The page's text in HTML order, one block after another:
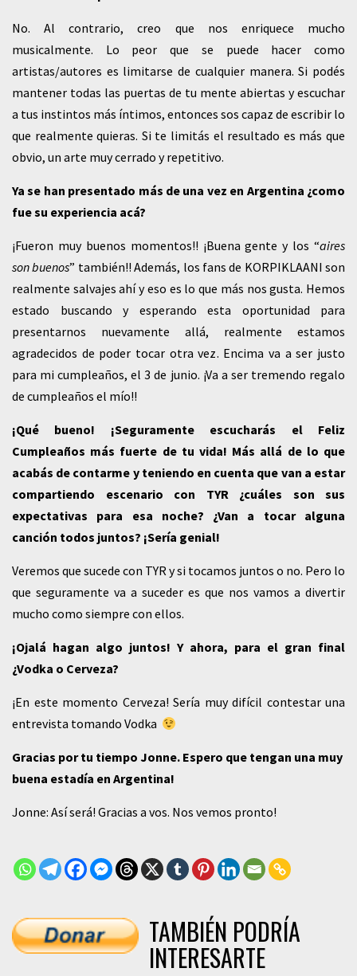
No. Al contrario, creo que nos enriquece mucho
musicalmente. Lo peor que se puede hacer como
artistas/autores es limitarse de cualquier manera. Si podés
mantener todas las puertas de tu mente abiertas y escuchar
a tus instintos más íntimos, entonces sos capaz de escribir lo
que realmente quieras. Si te limitás el resultado es más que
obvio, un arte muy cerrado y repetitivo.
Ya se han presentado más de una vez en Argentina ¿como
fue su experiencia acá?
¡Fueron muy buenos momentos!! ¡Buena gente y los “aires
son buenos” también!! Además, los fans de KORPIKLAANI son
realmente salvajes ahí y eso es lo que más nos gusta. Hemos
estado buscando y esperando esta oportunidad para
presentarnos nuevamente allá, realmente estamos
agradecidos de poder tocar otra vez. Encima va a ser justo
para mi cumpleaños, el 3 de junio. ¡Va a ser tremendo regalo
de cumpleaños el mío!!
¡Qué bueno! ¡Seguramente escucharás el Feliz
Cumpleaños más fuerte de tu vida! Más allá de lo que
acabás de contarme y teniendo en cuenta que van a estar
compartiendo escenario con TYR ¿cuáles son sus
expectativas para esa noche? ¿Van a tocar alguna
canción todos juntos? ¡Sería genial!
Veremos que sucede con TYR y si tocamos juntos o no. Pero lo
que seguramente va a suceder es que nos vamos a divertir
mucho como siempre con ellos.
¡Ojalá hagan algo juntos! Y ahora, para el gran final
¿Vodka o Cerveza?
¡En este momento Cerveza! Sería muy difícil contestar una
entrevista tomando Vodka
Gracias por tu tiempo Jonne. Espero que tengan una muy
buena estadía en Argentina!
Jonne: Así será! Gracias a vos. Nos vemos pronto!
TAMBIÉN PODRÍA
INTERESARTE